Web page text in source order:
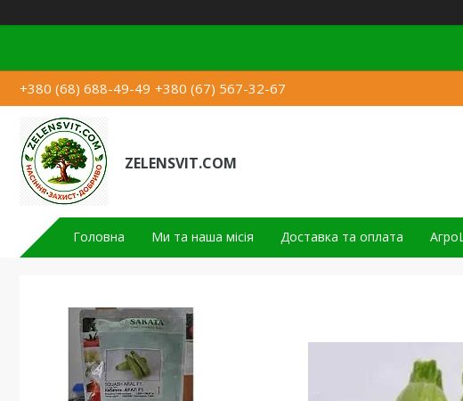
+380 (68) 688-49-49 +380 (67) 567-32-67
ZELENSVIT.COM
Головна Ми та наша місія Доставка та оплата